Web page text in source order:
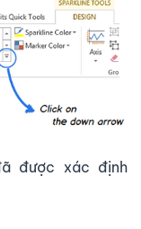
được xác định